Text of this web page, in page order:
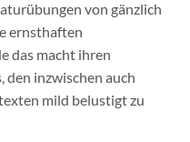
von gänzlich
ernsthaften
das macht ihren
den inzwischen auch
mild belustigt zu